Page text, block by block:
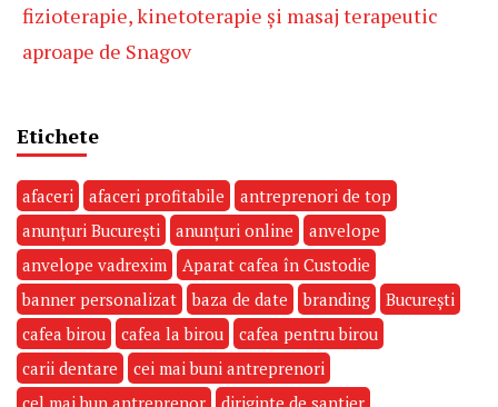
fizioterapie, kinetoterapie și masaj terapeutic
aproape de Snagov
Etichete
afaceri afaceri profitabile
antreprenori de top
anunțuri București
anunțuri online
anvelope
anvelope vadrexim
Aparat cafea în Custodie
banner personalizat
baza de date branding
București
cafea birou
cafea la birou
cafea pentru birou
carii dentare
cei mai buni antreprenori
cel mai bun antreprenor
diriginte de santier